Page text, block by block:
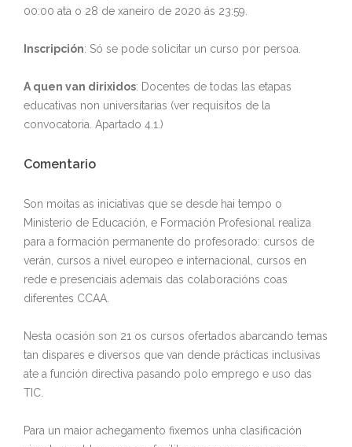
00:00 ata o 28 de xaneiro de 2020 ás 23:59.
Inscripción: Só se pode solicitar un curso por persoa.
A quen van dirixidos: Docentes de todas las etapas
educativas non universitarias (ver requisitos de la
convocatoria. Apartado 4.1.)
Comentario
Son moitas as iniciativas que se desde hai tempo o
Ministerio de Educación, e Formación Profesional realiza
para a formación permanente do profesorado: cursos de
verán, cursos a nivel europeo e internacional, cursos en
rede e presenciais ademais das colaboracións coas
diferentes CCAA.
Nesta ocasión son 21 os cursos ofertados abarcando temas
tan dispares e diversos que van dende prácticas inclusivas
ate a función directiva pasando polo emprego e uso das
TIC.
Para un maior achegamento fixemos unha clasificación